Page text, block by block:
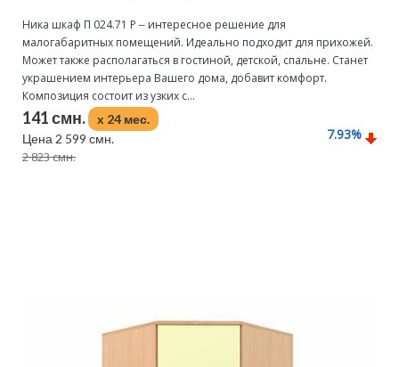
Ника шкаф П 024.71 Р ‒ интересное решение для
малогабаритных помещений. Идеально подходит для прихожей.
Может также располагаться в гостиной, детской, спальне. Станет
украшением интерьера Вашего дома, добавит комфорт.
Композиция состоит из узких с...
141 смн.
x 24 мес.
Цена 2 599 смн.
2 823 смн.
7.93%